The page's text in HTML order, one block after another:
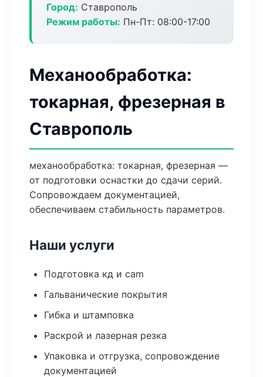
Город: Ставрополь
Режим работы: Пн-Пт: 08:00-17:00
Механообработка:
токарная, фрезерная в
Ставрополь
механообработка: токарная, фрезерная —
от подготовки оснастки до сдачи серий.
Сопровождаем документацией,
обеспечиваем стабильность параметров.
Наши услуги
Подготовка кд и cam
Гальванические покрытия
Гибка и штамповка
Раскрой и лазерная резка
Упаковка и отгрузка, сопровождение
документацией